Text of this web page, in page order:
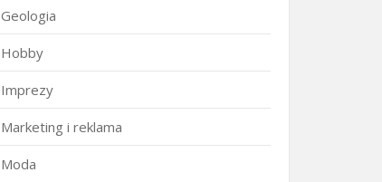
Geologia
Hobby
Imprezy
Marketing i reklama
Moda